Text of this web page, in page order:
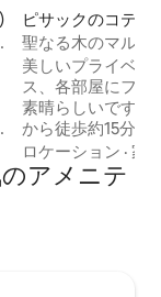
件、5つ星中5.0つ
ピサックのコテー
聖なる木のマルキ
美しいプライベー
ス、各部屋にフル
素晴らしいです。
から徒歩約15分
かな場所です。
ラックスするのに
中心部のレスト
ロケーション ·家
アメニテ